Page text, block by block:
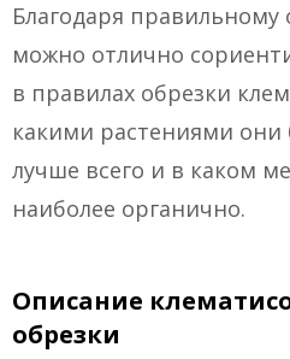
Благодаря
можно отлично
в правилах обрезки
какими растениями они
лучше всего и в каком
наиболее органично.
Описание
обрезки